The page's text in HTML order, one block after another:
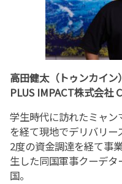
高田健太（トゥンカイン）
PLUS IMPACT株式会社
学生時代に訪れたミャ
を経て現地でデリバリー
2度の資金調達を経て事
生した同国軍事クーデ
国。